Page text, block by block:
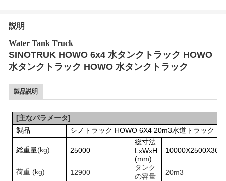
説明
Water Tank Truck
SINOTRUK HOWO 6x4 水タンクトラック HOWO
水タンクトラック HOWO 水タンクトラック
製品説明
[主なパラメータ]
製品
シノトラック HOWO 6X4 20m3水道トラック
総重量(kg) 25000
総寸法
LxWxH
(mm)
荷重 (kg) 12900
タンク
の容量
20m3